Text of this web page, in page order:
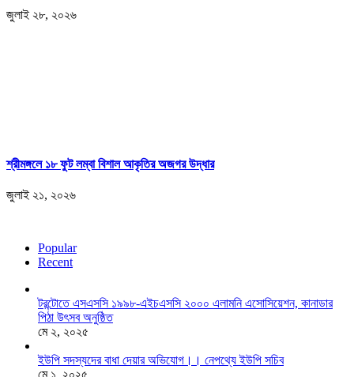
জুলাই ২৮, ২০২৬
শ্রীমঙ্গলে ১৮ ফুট লম্বা বিশাল আকৃতির অজগর উদ্ধার
জুলাই ২১, ২০২৬
Popular
Recent
টরন্টোতে এসএসসি ১৯৯৮-এইচএসসি ২০০০ এলামনি এসোসিয়েশন, কানাডার
পিঠা উৎসব অনুষ্ঠিত
মে ২, ২০২৫
ইউপি সদস্যদের বাধা দেয়ার অভিযোগ।। নেপথ্যে ইউপি সচিব
মে ১, ২০২৫